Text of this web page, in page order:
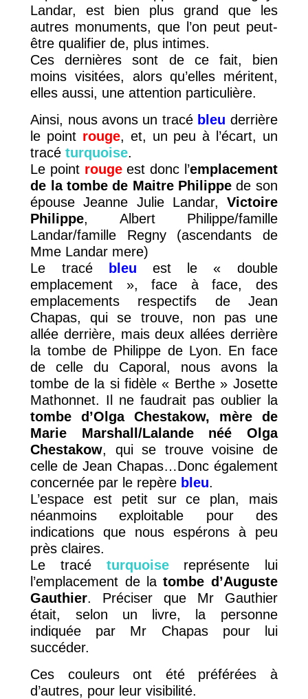
Landar, est bien plus grand que les
autres monuments, que l’on peut peut-
être qualifier de, plus intimes.
Ces dernières sont de ce fait, bien
moins visitées, alors qu’elles méritent,
elles aussi, une attention particulière.
Ainsi, nous avons un tracé bleu derrière
le point rouge, et, un peu à l’écart, un
tracéturquoise.
Le point rougeest donc l’emplacement
de la tombe de Maitre Philippede son
épouse Jeanne Julie Landar, Victoire
Philippe, Albert Philippe/famille
Landar/famille Regny (ascendants de
Mme Landar mere)
Le tracé
bleu est le « double
emplacement », face à face, des
emplacements respectifs de Jean
Chapas, qui se trouve, non pas une
allée derrière, mais deux allées derrière
la tombe de Philippe de Lyon. En face
de celle du Caporal, nous avons la
tombe de la si fidèle « Berthe » Josette
Mathonnet. Il ne faudrait pas oublier la
tombe d’Olga Chestakow, mère de
Marie Marshall/Lalande néé Olga
Chestakow, qui se trouve voisine de
celle de Jean Chapas…Donc également
concernée par le repère bleu.
L’espace est petit sur ce plan, mais
néanmoins exploitable pour des
indications que nous espérons à peu
près claires.
Le tracé turquoisereprésente lui
l’emplacement de latombe d’Auguste
Gauthier. Préciser que Mr Gauthier
était, selon un livre, la personne
indiquée par Mr Chapas pour lui
succéder.
Ces couleurs ont été préférées à
d’autres, pour leur visibilité.